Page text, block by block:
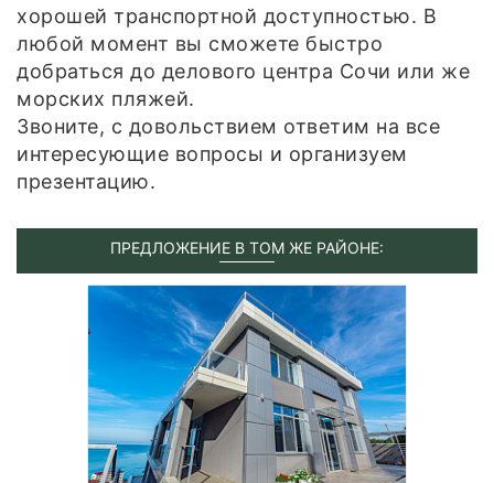
хорошей транспортной доступностью. В
любой момент вы сможете быстро
добраться до делового центра Сочи или же
морских пляжей.
Звоните, с довольствием ответим на все
интересующие вопросы и организуем
презентацию.
ПРЕДЛОЖЕНИЕ В ТОМ ЖЕ РАЙОНЕ: